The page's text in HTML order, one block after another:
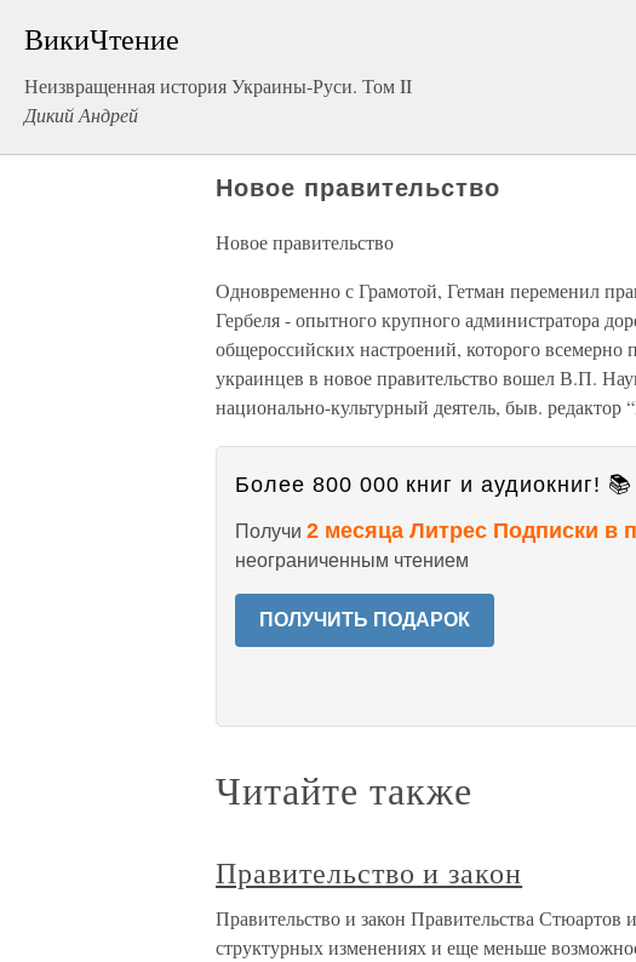
ВикиЧтение
Неизвращенная история Украины-Руси. Том II
Дикий Андрей
Новое правительство
Новое правительство
Одновременно с Грамотой, Гетман переменил
Гербеля - опытного крупного администратора
общероссийских настроений, которого
украинцев в новое правительство вошел В.П.
национально-культурный деятель, быв. редактор
Более 800 000 книг и аудиокниг! 📚
Получи 2 месяца Литрес Подписки в
неограниченным чтением
ПОЛУЧИТЬ ПОДАРОК
Читайте также
Правительство и закон
Правительство и закон Правительства Стюартов
структурных изменениях и еще меньше